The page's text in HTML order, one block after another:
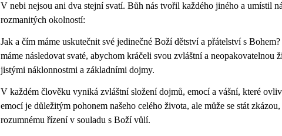
V nebi nejsou ani dva stejní svatí. Bůh nás tvořil každého jiného a umístil
rozmanitých okolností:
Jak a čím máme uskutečnit své jedinečné Boží dětství a přátelství s
máme následovat svaté, abychom kráčeli svou zvláštní a neopakovatelnou
jistými náklonnostmi a základními dojmy.
V každém člověku vyniká zvláštní složení dojmů, emocí a vášní, které
emocí je důležitým pohonem našeho celého života, ale může se stát
rozumnému řízení v souladu s Boží vůlí.